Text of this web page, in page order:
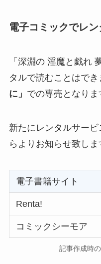
電子コミックでレ
「深淵の 淫魔と戯れ
タルで読むことはでき
に」 での専売となりま
新たにレンタルサー
らよりお知らせ致しま
電子書籍サイト
Renta!
コミックシーモア
記事作成時